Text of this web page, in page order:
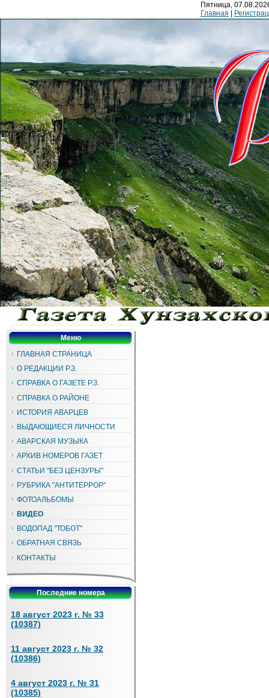
Пятница,
Главная
Меню
ГЛАВНАЯ СТРАНИЦА
О РЕДАКЦИИ Р.З.
СПРАВКА О ГАЗЕТЕ Р.З.
СПРАВКА О РАЙОНЕ
ИСТОРИЯ АВАРЦЕВ
ВЫДАЮЩИЕСЯ ЛИЧНОСТИ
АВАРСКАЯ МУЗЫКА
АРХИВ НОМЕРОВ ГАЗЕТ
СТАТЬИ "БЕЗ ЦЕНЗУРЫ"
РУБРИКА "АНТИТЕРРОР"
ФОТОАЛЬБОМЫ
ВИДЕО
ВОДОПАД "ТОБОТ"
ОБРАТНАЯ СВЯЗЬ
КОНТАКТЫ
Последние номера
18 август 2023 г. № 33
(10387)
11 август 2023 г. № 32
(10386)
4 август 2023 г. № 31
(10385)